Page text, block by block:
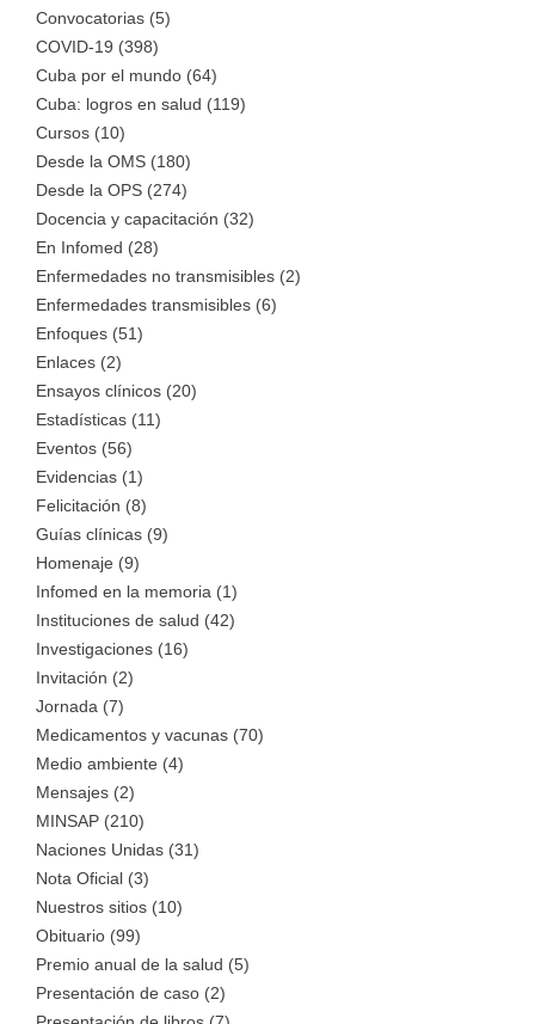
Convocatorias (5)
COVID-19 (398)
Cuba por el mundo (64)
Cuba: logros en salud (119)
Cursos (10)
Desde la OMS (180)
Desde la OPS (274)
Docencia y capacitación (32)
En Infomed (28)
Enfermedades no transmisibles (2)
Enfermedades transmisibles (6)
Enfoques (51)
Enlaces (2)
Ensayos clínicos (20)
Estadísticas (11)
Eventos (56)
Evidencias (1)
Felicitación (8)
Guías clínicas (9)
Homenaje (9)
Infomed en la memoria (1)
Instituciones de salud (42)
Investigaciones (16)
Invitación (2)
Jornada (7)
Medicamentos y vacunas (70)
Medio ambiente (4)
Mensajes (2)
MINSAP (210)
Naciones Unidas (31)
Nota Oficial (3)
Nuestros sitios (10)
Obituario (99)
Premio anual de la salud (5)
Presentación de caso (2)